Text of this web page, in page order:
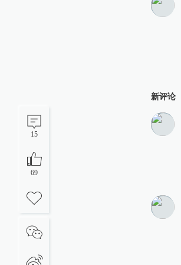
15
69
新评论